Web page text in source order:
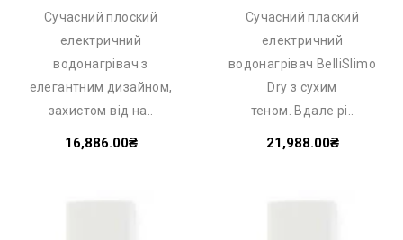
Сучасний плоский
електричний
водонагрівач з
елегантним дизайном,
захистом від на..
16,886.00₴
Сучасний плаский
електричний
водонагрівач BelliSlimo
Dry з сухим
теном. Вдале рі..
21,988.00₴